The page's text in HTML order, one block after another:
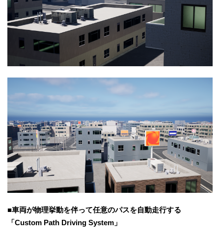
■車両が物理挙動を伴って任意のパスを自動走行する
「Custom Path Driving System」